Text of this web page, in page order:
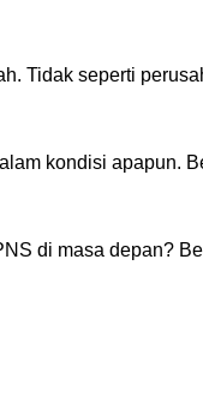
Tidak seperti
kondisi apapun.
di masa depan?